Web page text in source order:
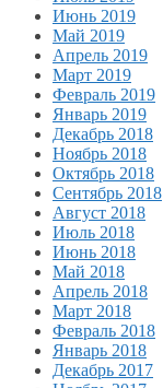
Июнь 2019
Май 2019
Апрель 2019
Март 2019
Февраль 2019
Январь 2019
Декабрь 2018
Ноябрь 2018
Октябрь 2018
Сентябрь 2018
Август 2018
Июль 2018
Июнь 2018
Май 2018
Апрель 2018
Март 2018
Февраль 2018
Январь 2018
Декабрь 2017